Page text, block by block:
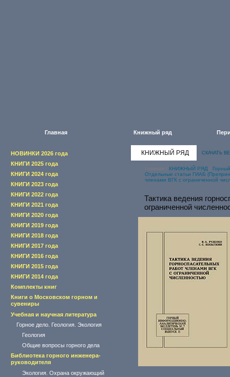
Главная Книжный ряд
НОВИНКИ 2026 года
КНИГИ 2025 года
КНИГИ 2024 года
КНИГИ 2023 года
КНИГИ 2022 года
КНИГИ 2021 года
КНИГИ 2020 года
КНИГИ 2019 года
КНИГИ 2018 года
КНИГИ 2017 года
КНИГИ 2016 года
КНИГИ 2015 года
КНИГИ 2014 года
Комплекты книг
Книги о Московском горном и
сувениры
Учебная и научная литература
Горное дело. Геология. Экология
Геология
Общие вопросы горного дела
Библиотека горного инженера-
руководителя
Экология. Охрана окружающий
КНИЖНЫЙ РЯД СКАЧАТЬ
КНИЖНЫЙ РЯД
Отдельные статьи ГИАБ
членами ВГК с ограниченной
Тактика ведения
ограниченной